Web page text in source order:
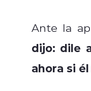
Ante la
dijo: dile
ahora si